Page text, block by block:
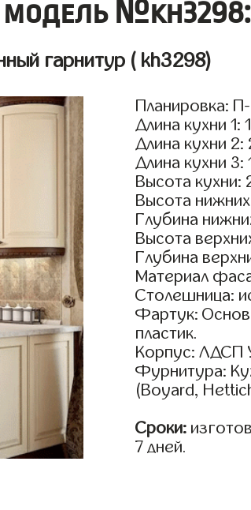
модель №kh3298:
гарнитур ( kh3298)
Планировка:
Длина кухни 1:
Длина кухни
Длина кухни 3:
Высота кухни:
Высота
Глубина
Высота
Глубина
Материал
Столешница:
Фартук:
пластик.
Корпус: ЛДСП
Фурнитура:
(Boyard,
Сроки:
7 дней.